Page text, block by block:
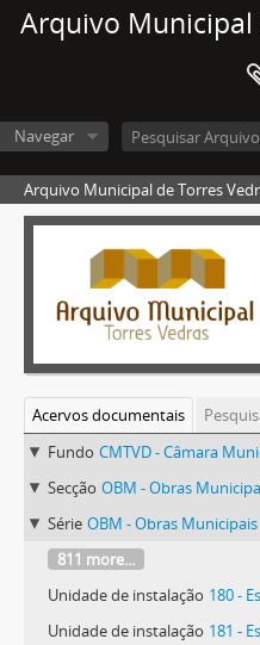
Arquivo Municipal
Navegar
Arquivo Municipal de Torres
Acervos documentais
Fundo CMTVD - Câmara
Secção OBM - Obras
Série OBM - Obras Municipais
811 more...
Unidade de instalação 180 -
Unidade de instalação 181 -